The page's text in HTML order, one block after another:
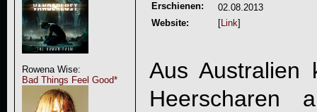
Rowena Wise:
Bad Things Feel Good*
Erschienen:
02.08.2013
Website:
[Link]
Aus Australien
Heerscharen